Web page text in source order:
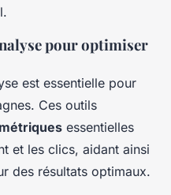
pour optimiser
est essentielle pour
Ces outils
métriques essentielles
et les clics, aidant ainsi
des résultats optimaux.